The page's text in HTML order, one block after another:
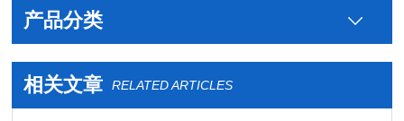
产品分类
相关文章 RELATED ARTICLES